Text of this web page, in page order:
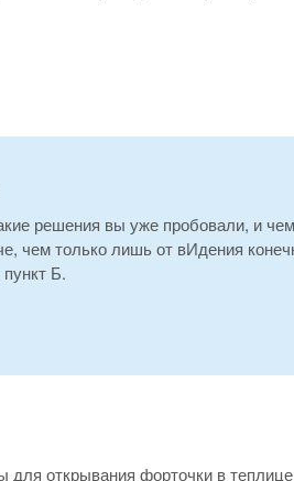
решения вы уже пробовали, и
чем только лишь от вИдения
Б.
для открывания форточки в